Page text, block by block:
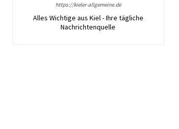
https://kieler-allgemeine.de
Alles Wichtige aus Kiel - Ihre tägliche
Nachrichtenquelle